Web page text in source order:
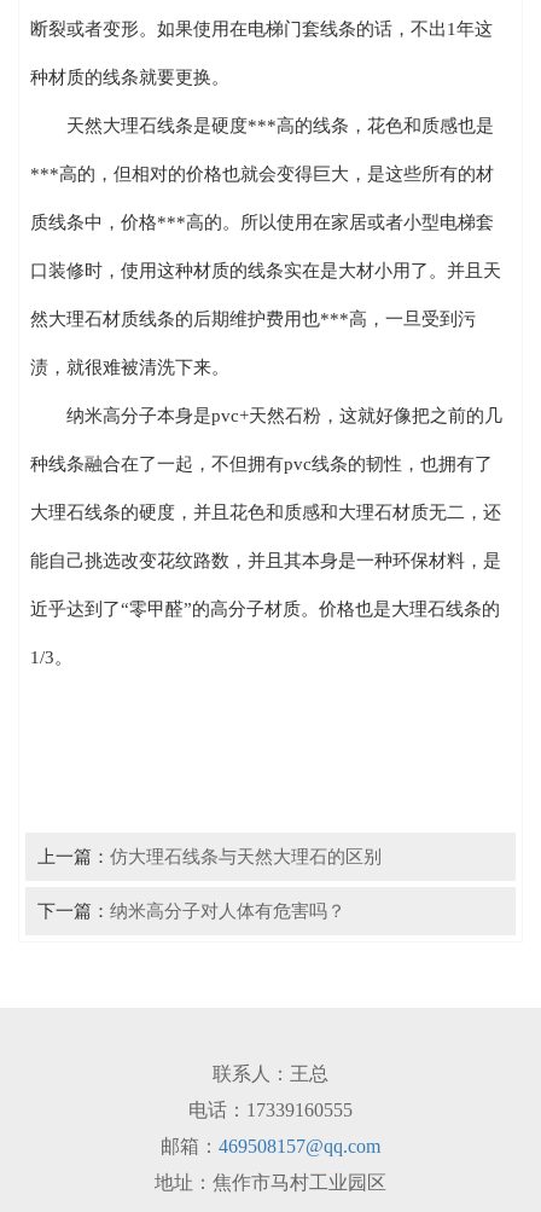
断裂或者变形。如果使用在电梯门套线条的话，不出1年这
种材质的线条就要更换。
天然大理石线条是硬度***高的线条，花色和质感也是
***高的，但相对的价格也就会变得巨大，是这些所有的材
质线条中，价格***高的。所以使用在家居或者小型电梯套
口装修时，使用这种材质的线条实在是大材小用了。并且天
然大理石材质线条的后期维护费用也***高，一旦受到污
渍，就很难被清洗下来。
纳米高分子本身是pvc+天然石粉，这就好像把之前的几
种线条融合在了一起，不但拥有pvc线条的韧性，也拥有了
大理石线条的硬度，并且花色和质感和大理石材质无二，还
能自己挑选改变花纹路数，并且其本身是一种环保材料，是
近乎达到了“零甲醛”的高分子材质。价格也是大理石线条的
1/3。
上一篇： 仿大理石线条与天然大理石的区别
下一篇： 纳米高分子对人体有危害吗？
联系人：王总
电话：17339160555
邮箱： 469508157@qq.com
地址：焦作市马村工业园区